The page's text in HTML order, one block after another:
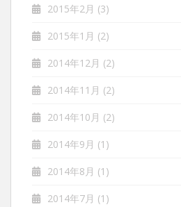
2015年2月 (3)
2015年1月 (2)
2014年12月 (2)
2014年11月 (2)
2014年10月 (2)
2014年9月 (1)
2014年8月 (1)
2014年7月 (1)